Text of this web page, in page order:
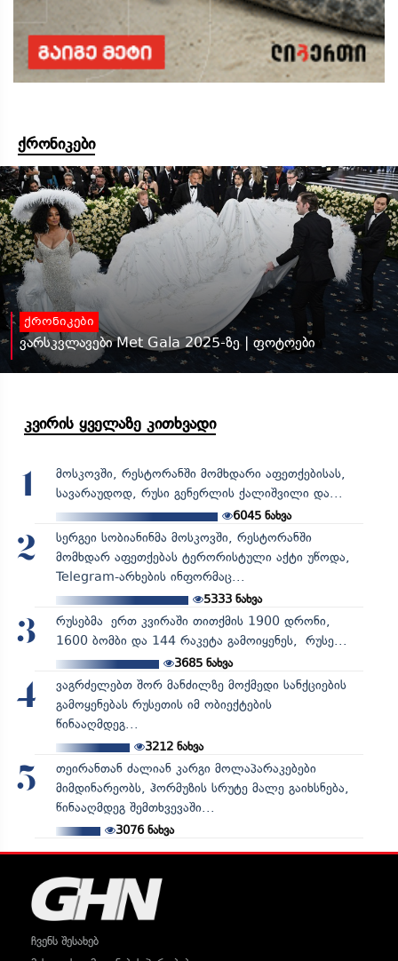
ქრონიკები
ქრონიკები
ვარსკვლავები Met Gala 2025-ზე | ფოტოები
კვირის ყველაზე კითხვადი
1
მოსკოვში, რესტორანში მომხდარი აფეთქებისას,
სავარაუდოდ, რუსი გენერლის ქალიშვილი და...
6045 ნახვა
2
სერგეი სობიანინმა მოსკოვში, რესტორანში
მომხდარ აფეთქებას ტერორისტული აქტი უწოდა,
Telegram-არხების ინფორმაც...
5333ნახვა
3
რუსებმა ერთ კვირაში თითქმის 1900 დრონი,
1600 ბომბი და 144 რაკეტა გამოიყენეს, რუსე...
3685ნახვა
4
ვაგრძელებთ შორ მანძილზე მოქმედი სანქციების
გამოყენებას რუსეთის იმ ობიექტების
წინააღმდეგ...
3212ნახვა
5
თეირანთან ძალიან კარგი მოლაპარაკებები
მიმდინარეობს, ჰორმუზის სრუტე მალე გაიხსნება,
წინააღმდეგ შემთხვევაში...
3076ნახვა
ჩვენს შესახებ